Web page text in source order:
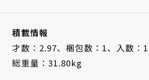
積載情報
才数：2.97、 梱包数：1、 入数：1
総重量：31.80kg